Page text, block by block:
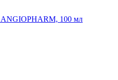
100 мл